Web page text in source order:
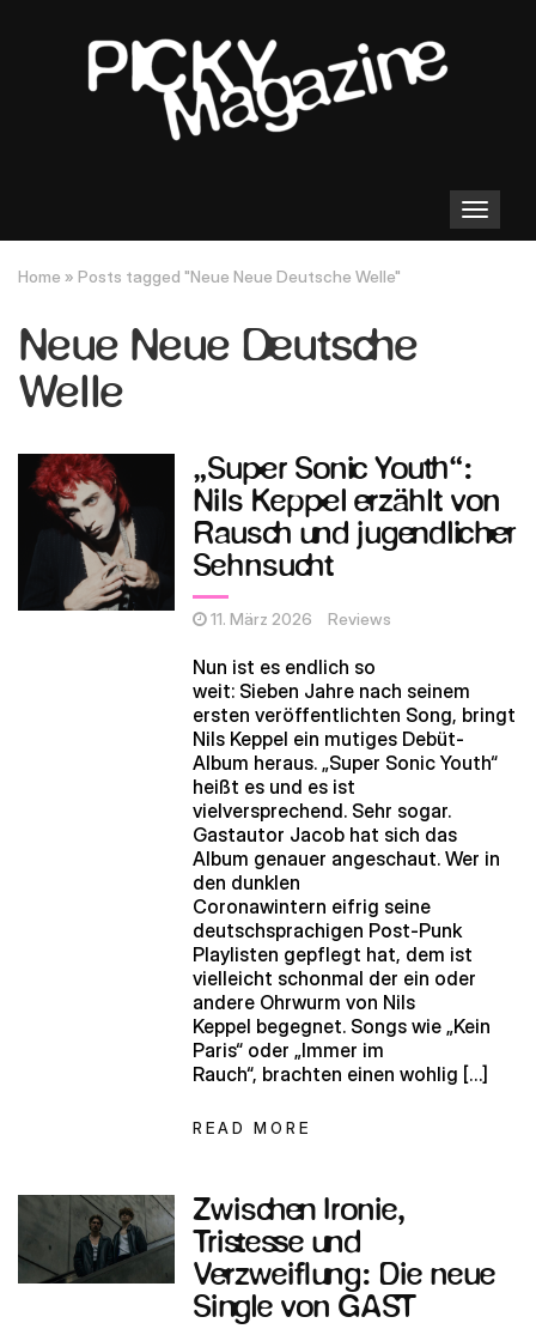
Toggle
navigation
Home » Posts tagged "Neue Neue Deutsche Welle"
Neue Neue Deutsche
Welle
„Super Sonic Youth“:
Nils Keppel erzählt von
Rausch und jugendlicher
Sehnsucht
11. März 2026 Reviews
Nun ist es endlich so
weit: Sieben Jahre nach seinem
ersten veröffentlichten Song, bringt
Nils Keppel ein mutiges Debüt-
Album heraus. „Super Sonic Youth“
heißt es und es ist
vielversprechend. Sehr sogar.
Gastautor Jacob hat sich das
Album genauer angeschaut. Wer in
den dunklen
Coronawintern eifrig seine
deutschsprachigen Post-Punk
Playlisten gepflegt hat, dem ist
vielleicht schonmal der ein oder
andere Ohrwurm von Nils
Keppel begegnet. Songs wie „Kein
Paris“ oder „Immer im
Rauch“, brachten einen wohlig […]
READ MORE
Zwischen Ironie,
Tristesse und
Verzweiflung: Die neue
Single von GAST